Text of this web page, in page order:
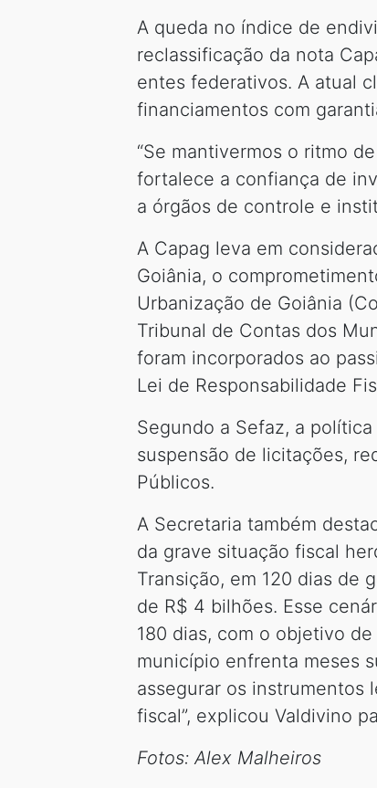
A queda no índice de
reclassificação da nota
entes federativos. A atual
financiamentos com
“Se mantivermos o ritmo
fortalece a confiança de
a órgãos de controle e
A Capag leva em
Goiânia, o
Urbanização de Goiânia
Tribunal de Contas dos
foram incorporados ao
Lei de Responsabilidade
Segundo a Sefaz, a
suspensão de licitações,
Públicos.
A Secretaria também
da grave situação fiscal
Transição, em 120 dias de
de R$ 4 bilhões. Esse
180 dias, com o objetivo
município enfrenta meses
assegurar os instrumentos
fiscal”, explicou Valdivino
Fotos: Alex Malheiros